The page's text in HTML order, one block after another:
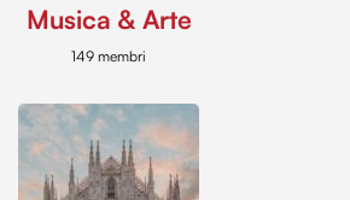
Musica & Arte
149 membri